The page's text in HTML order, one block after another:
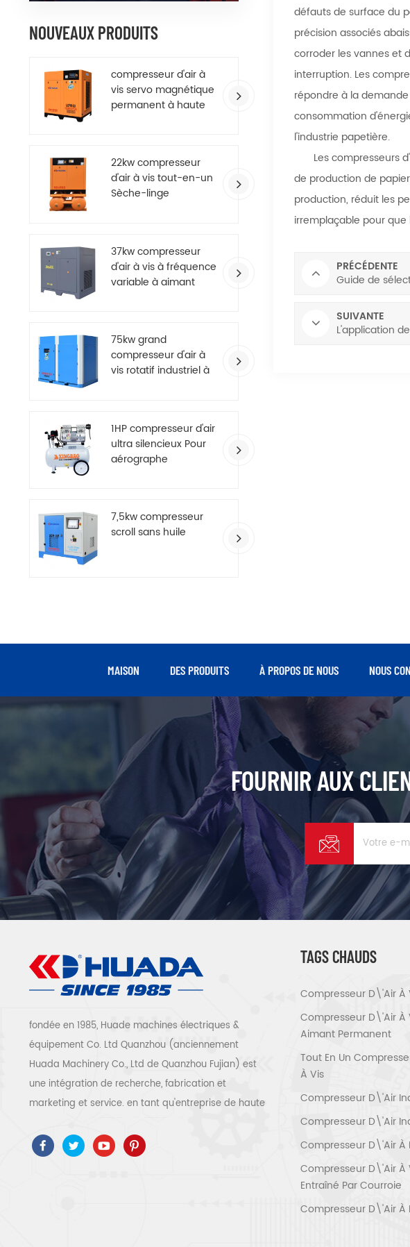
NOUVEAUX PRODUITS
compresseur d'air à
vis servo magnétique
permanent à haute
22kw compresseur
d'air à vis tout-en-un
Sèche-linge
37kw compresseur
d'air à vis à fréquence
variable à aimant
75kw grand
compresseur d'air à
vis rotatif industriel à
1HP compresseur d'air
ultra silencieux Pour
aérographe
7,5kw compresseur
scroll sans huile
défauts de surface du
précision associés
corroder les vannes et
interruption. Les
répondre à la
consommation
l'industrie papetière.
Les compresseurs
de production de
production, réduit les
irremplaçable pour
PRÉCÉDENTE
Guide de
SUIVANTE
L'application
MAISON DES PRODUITS À PROPOS DE NOUS NOUS
FOURNIR AUX
fondée en 1985, Huade machines électriques &
équipement Co. Ltd Quanzhou (anciennement
Huada Machinery Co., Ltd de Quanzhou Fujian) est
une intégration de recherche, fabrication et
marketing et service. en tant qu'entreprise de haute
ce 、 ROSH 、 ETL 、 CQC 、 certification de qualité
et de sécurité ccc, certification d'entreprise de
TAGS CHAUDS
Compresseur D\'air À
Compresseur D\'air À
Aimant Permanent
Tout En Un
À Vis
Compresseur D\'air
Compresseur D\'air
Compresseur D\'air À
Compresseur D\'air À
Entraîné Par Courroie
Compresseur D\'air À